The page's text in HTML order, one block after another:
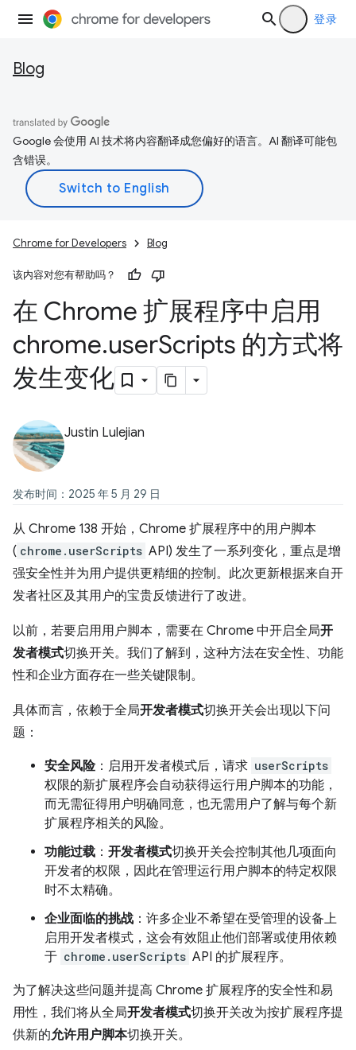
登录
Blog
Google 会使用 AI 技术将内容翻译成您偏好的语言。AI 翻译可能包
含错误。
Chrome for Developers Blog
该内容对您有帮助吗？
在 Chrome 扩展程序中启用
chrome.userScripts 的方式将
发生变化
Justin Lulejian
发布时间：2025 年 5 月 29 日
从 Chrome 138 开始，Chrome 扩展程序中的用户脚本
( chrome.userScripts API) 发生了一系列变化，重点是增
强安全性并为用户提供更精细的控制。此次更新根据来自开
发者社区及其用户的宝贵反馈进行了改进。
以前，若要启用用户脚本，需要在 Chrome 中开启全局开
发者模式切换开关。我们了解到，这种方法在安全性、功能
性和企业方面存在一些关键限制。
具体而言，依赖于全局开发者模式切换开关会出现以下问
题：
安全风险：启用开发者模式后，请求 userScripts
权限的新扩展程序会自动获得运行用户脚本的功能，
而无需征得用户明确同意，也无需用户了解与每个新
扩展程序相关的风险。
功能过载 ： 开发者模式切换开关会控制其他几项面向
开发者的权限，因此在管理运行用户脚本的特定权限
时不太精确。
企业面临的挑战 ：许多企业不希望在受管理的设备上
启用开发者模式，这会有效阻止他们部署或使用依赖
于 chrome.userScripts API 的扩展程序。
为了解决这些问题并提高 Chrome 扩展程序的安全性和易
用性，我们将从全局开发者模式切换开关改为按扩展程序提
供新的允许用户脚本切换开关。